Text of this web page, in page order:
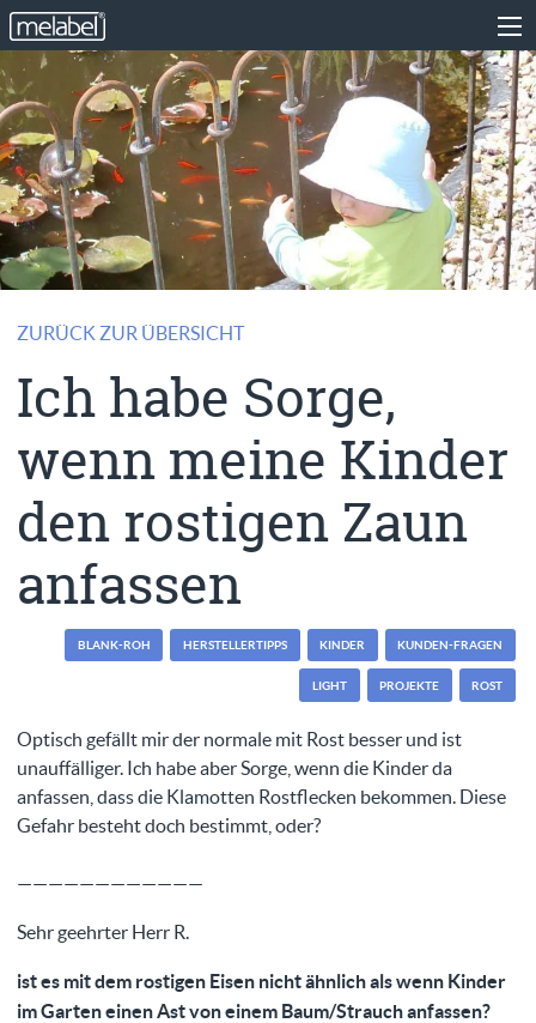
ZURÜCK ZUR ÜBERSICHT
Ich habe Sorge,
wenn meine Kinder
den rostigen Zaun
anfassen
BLANK-ROH HERSTELLERTIPPS KINDER KUNDEN-FRAGEN
LIGHT PROJEKTE ROST
Optisch gefällt mir der normale mit Rost besser und ist
unauffälliger. Ich habe aber Sorge, wenn die Kinder da
anfassen, dass die Klamotten Rostflecken bekommen. Diese
Gefahr besteht doch bestimmt, oder?
————————————
Sehr geehrter Herr R.
ist es mit dem rostigen Eisen nicht ähnlich als wenn Kinder
im Garten einen Ast von einem Baum/Strauch anfassen?